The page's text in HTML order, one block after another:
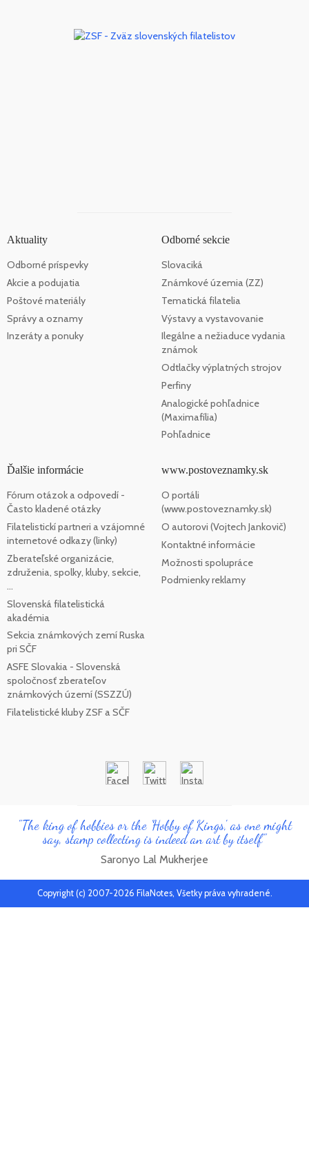
Aktuality
Odborné príspevky
Akcie a podujatia
Poštové materiály
Správy a oznamy
Inzeráty a ponuky
Odborné sekcie
Slovaciká
Známkové územia (ZZ)
Tematická filatelia
Výstavy a vystavovanie
Ilegálne a nežiaduce vydania
známok
Odtlačky výplatných strojov
Perfiny
Analogické pohľadnice
(Maximafília)
Pohľadnice
Ďalšie informácie
Fórum otázok a odpovedí -
Často kladené otázky
Filatelistickí partneri a vzájomné
internetové odkazy (linky)
Zberateľské organizácie,
združenia, spolky, kluby, sekcie,
...
Slovenská filatelistická
akadémia
Sekcia známkových zemí Ruska
pri SČF
ASFE Slovakia - Slovenská
spoločnosť zberateľov
známkových území (SSZZÚ)
Filatelistické kluby ZSF a SČF
www.postoveznamky.sk
O portáli
(www.postoveznamky.sk)
O autorovi (Vojtech Jankovič)
Kontaktné informácie
Možnosti spolupráce
Podmienky reklamy
"The king of hobbies or the 'Hobby of Kings', as one might
say, stamp collecting is indeed an art by itself"
Saronyo Lal Mukherjee
Copyright (c) 2007-2026 FilaNotes, Všetky práva vyhradené.